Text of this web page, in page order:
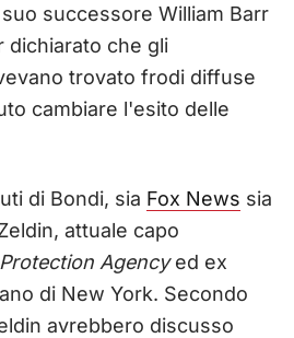
successore William Barr
dichiarato che gli
trovato frodi diffuse
cambiare l'esito delle
di Bondi, sia Fox News sia
attuale capo
Agencyed ex
di New York. Secondo
avrebbero discusso